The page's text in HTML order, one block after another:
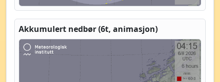
Akkumulert nedbør (6t, animasjon)